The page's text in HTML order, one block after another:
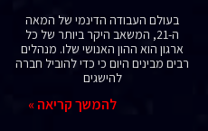
בעולם העבודה הדינמי של המאה
ה-21, המשאב היקר ביותר של כל
ארגון הוא ההון האנושי שלו. מנהלים
רבים מבינים היום כי כדי להוביל חברה
להישגים
להמשך קריאה »